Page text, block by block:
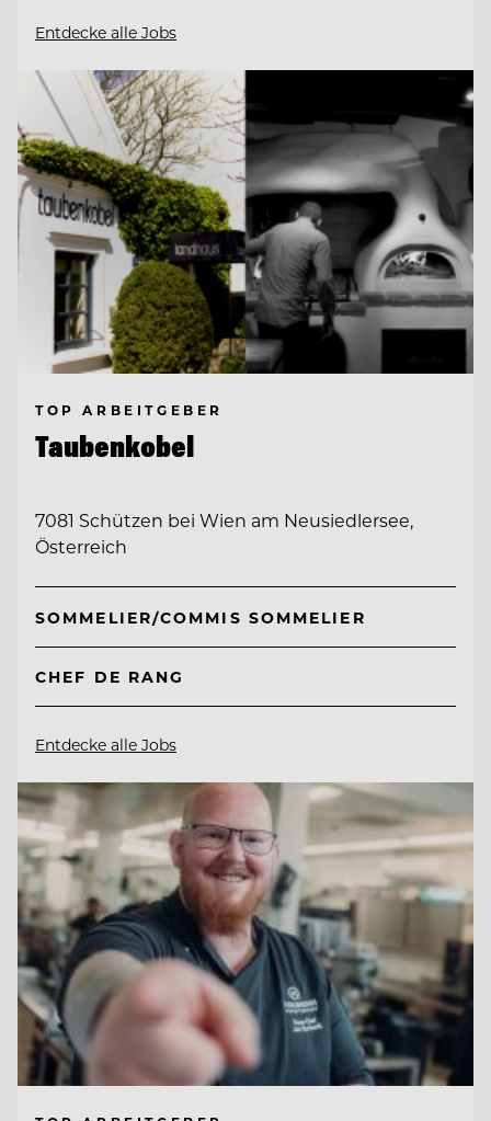
Entdecke alle Jobs
TOP ARBEITGEBER
Taubenkobel
7081 Schützen bei Wien am Neusiedlersee,
Österreich
SOMMELIER/COMMIS SOMMELIER
CHEF DE RANG
Entdecke alle Jobs